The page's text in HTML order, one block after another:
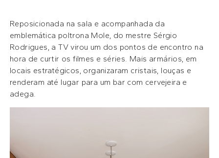
Reposicionada na sala e acompanhada da
emblemática poltrona Mole, do mestre Sérgio
Rodrigues, a TV virou um dos pontos de encontro na
hora de curtir os filmes e séries. Mais armários, em
locais estratégicos, organizaram cristais, louças e
renderam até lugar para um bar com cervejeira e
adega.